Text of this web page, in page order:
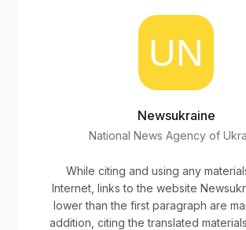
Newsukraine
National News Agency of
While citing and using any
Internet, links to the website
lower than the first paragraph are
addition, citing the translated